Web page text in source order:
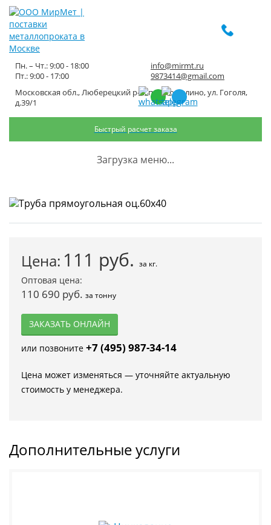
Московская обл., Люберецкий р-н, пос. Томилино, ул. Гоголя,
д.39/1
Пн. – Чт.: 9:00 - 18:00
Пт.: 9:00 - 17:00
info@mirmt.ru
9873414@gmail.com
Быстрый расчет заказа
Загрузка меню...
Труба прямоугольная оц.60х40
Каталог металлопроката Трубный металлопрокат
Цена: 111 руб. за кг.
Оптовая цена:
110 690 руб. за тонну
ЗАКАЗАТЬ ОНЛАЙН
или позвоните +7 (495) 987-34-14
Цена может изменяться — уточняйте актуальную
стоимость у менеджера.
Дополнительные услуги